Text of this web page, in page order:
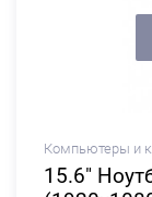
Компьютеры и
15.6"